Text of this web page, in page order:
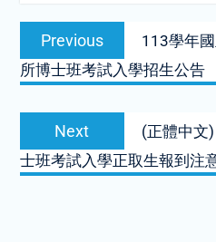
Post
navigation
Previous
Previous
post:
113學年
所博士班考試入學招生公告
Next
Next
post:
(正體中文
士班考試入學正取生報到注